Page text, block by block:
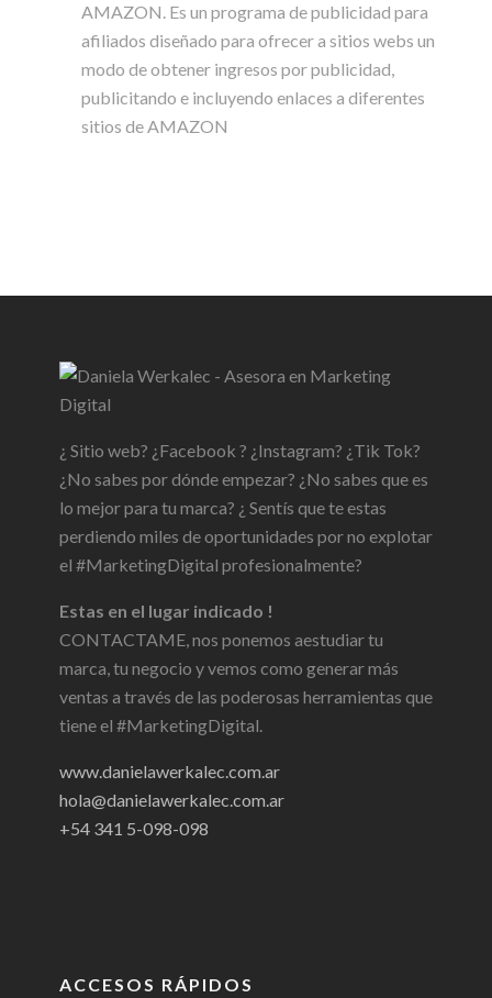
AMAZON. Es un programa de publicidad para
afiliados diseñado para ofrecer a sitios webs un
modo de obtener ingresos por publicidad,
publicitando e incluyendo enlaces a diferentes
sitios de AMAZON
¿ Sitio web? ¿Facebook ? ¿Instagram? ¿Tik Tok?
¿No sabes por dónde empezar? ¿No sabes que es
lo mejor para tu marca? ¿ Sentís que te estas
perdiendo miles de oportunidades por no explotar
el #MarketingDigital profesionalmente?
Estas en el lugar indicado !
CONTACTAME, nos ponemos aestudiar tu
marca, tu negocio y vemos como generar más
ventas a través de las poderosas herramientas que
tiene el #MarketingDigital.
www.danielawerkalec.com.ar
hola@danielawerkalec.com.ar
+54 341 5-098-098
ACCESOS RÁPIDOS